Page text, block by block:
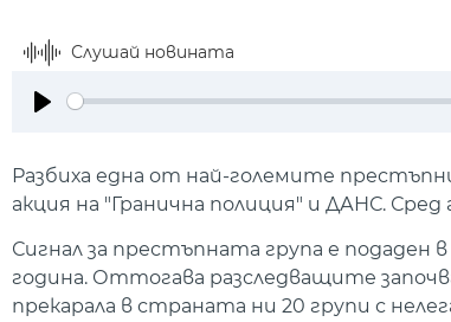
Слушай новината
Разбиха една от най-големите
акция на "Гранична полиция" и ДАНС.
Сигнал за престъпната група е
година. Оттогава разследващите
прекарала в страната ни 20 групи с